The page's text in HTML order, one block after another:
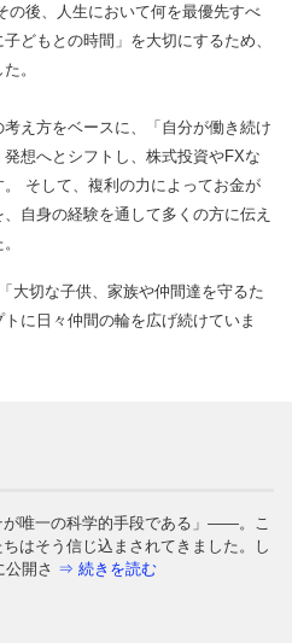
の後、人生において何を最優先すべ
どもとの時間」を大切にするため、
。
え方をベースに、「自分が働き続け
想へとシフトし、株式投資やFXな
そして、複利の力によってお金が
自身の経験を通して多くの方に伝え
大切な子供、家族や仲間達を守るた
に日々仲間の輪を広げ続けていま
が唯一の科学的手段である」——。こ
はそう信じ込まされてきました。し
公開さ ⇒ 続きを読む